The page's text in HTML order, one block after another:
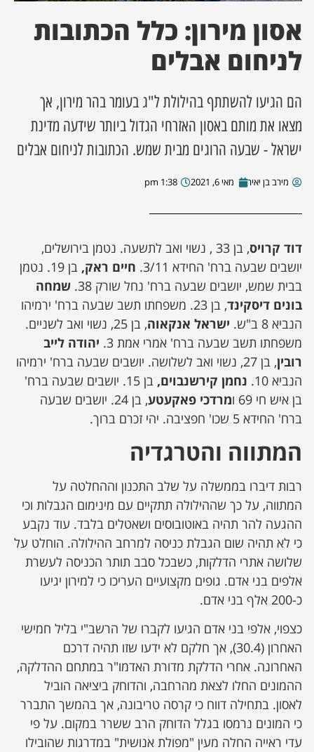
מסע מלחמה
השבוע
מקומית
עסקים
אסון מירון: כלל הכתובות
לניחום אבלים
הם הגיעו להשתתף בהילולת ל"ג בעומר בהר מירון, אך
מצאו את מותם באסון האזרחי הגדול ביותר שידעה מדינת
ישראל - שבעה הרוגים מבית שמש. הכתובות לניחום אבלים
מירב בן יאיר מאי 6, 2021 1:38 pm
דוד קרויס
, בן 33 , נשוי ואב לתשעה. נטמן בירושלים,
יושבים שבעה ברח' החידא 3/11.
חיים ראק,
בן 19. נטמן
בבית שמש, יושבים שבעה ברח' נחל שורק 38.
שמחה
בונים דיסקינד
, בן 23. משפחתו תשב שבעה ברח' ירמיהו
הנביא 8 ב"ש.
ישראל אנקאוה
, בן 25, נשוי ואב לשניים.
משפחתו תשב שבעה ברח' אמרי אמת 3.
יהודה לייב
רובין
, בן 27, נשוי ואב לשלושה. יושבים שבעה ברח' ירמיהו
הנביא 10.
נחמן קירשנבוים,
בן 15. יושבים שבעה ברח'
בן איש חי 69 ו
מרדכי פאקעטע
, בן 24. יושבים שבעה
ברח' החידא 5 שכו' חפציבה. יהי זכרם ברוך.
המתווה והטרגדיה
רבות דיברו בממשלה על שלב התכנון וההחלטה על
המתווה, על כך שההילולה תתקיים עם מינימום הגבלות וכי
ההגעה להר תהיה באוטובוסים ושאטלים בלבד. עוד נקבע
כי לא תהיה שום הגבלת כניסה למרחב ההילולה. הוחלט על
שלושה אתרי הדלקות, כשבכל סבב תותר הכניסה לעשרת
אלפים בני אדם. גופים מקצועיים העריכו כי למירון יגיעו
כ-200 אלף בני אדם.
כצפוי, אלפי בני אדם הגיעו לקברו של הרשב"י בליל חמישי
האחרון (30.4), אך חלקם לא ידעו שזו תהיה דרכם
האחרונה. אחרי הדלקת מדורת האדמו"ר במתחם ההדלקה,
ההמונים החלו לצאת מהרחבה, והדוחק ביציאה הוביל
לאסון. בתחילה דווח כי קרסה טריבונה, אך בהמשך התברר
כי המונים נרמסו בגלל הדוחק הרב ששרר במקום. על פי
עדי ראייה החלה מעין "מפולת אנושית" במדרגות שהובילו